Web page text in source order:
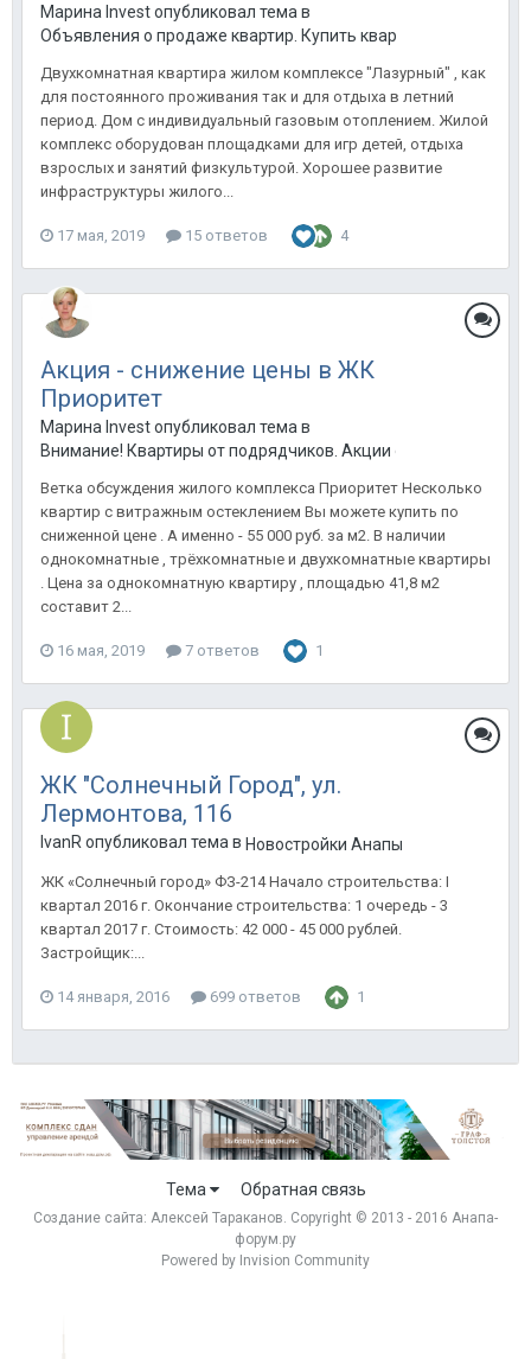
Марина Invest опубликовал тема в
Объявления о продаже квартир. Купить квартиру в Анапе.
Двухкомнатная квартира жилом комплексе "Лазурный" , как
для постоянного проживания так и для отдыха в летний
период. Дом с индивидуальный газовым отоплением. Жилой
комплекс оборудован площадками для игр детей, отдыха
взрослых и занятий физкультурой. Хорошее развитие
инфраструктуры жилого...
17 мая, 2019 15 ответов 4
Акция - снижение цены в ЖК
Приоритет
Марина Invest опубликовал тема в
Внимание! Квартиры от подрядчиков. Акции от
Ветка обсуждения жилого комплекса Приоритет Несколько
квартир с витражным остеклением Вы можете купить по
сниженной цене . А именно - 55 000 руб. за м2. В наличии
однокомнатные , трёхкомнатные и двухкомнатные квартиры
. Цена за однокомнатную квартиру , площадью 41,8 м2
составит 2...
16 мая, 2019 7 ответов 1
ЖК "Солнечный Город", ул.
Лермонтова, 116
IvanR опубликовал тема в Новостройки Анапы
ЖК «Солнечный город» ФЗ-214 Начало строительства: I
квартал 2016 г. Окончание строительства: 1 очередь - 3
квартал 2017 г. Стоимость: 42 000 - 45 000 рублей.
Застройщик:...
14 января, 2016 699 ответов 1
Тема Обратная связь
Создание сайта: Алексей Тараканов . Copyright © 2013 - 2016 Анапа-
форум.ру
Powered by Invision Community